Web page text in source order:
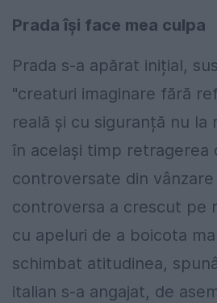
Prada își face mea culpa
Prada s-a apărat inițial,
"creaturi imaginare fără
reală și cu siguranță nu la
în același timp retragerea
controversate din
controversa a crescut pe
cu apeluri de a boicota
schimbat atitudinea,
italian s-a angajat, de